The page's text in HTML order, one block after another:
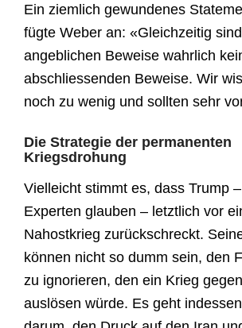
Ein ziemlich gewundenes
fügte Weber an: «Gleichzeitig
angeblichen Beweise wahrlich
abschliessenden Beweise. Wir
noch zu wenig und sollten sehr
Die Strategie der permanenten
Kriegsdrohung
Vielleicht stimmt es, dass Trump
Experten glauben – letztlich vor
Nahostkrieg zurückschreckt.
können nicht so dumm sein, den
zu ignorieren, den ein Krieg
auslösen würde. Es geht